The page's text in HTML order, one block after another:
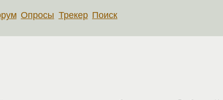
Опросы Трекер Поиск